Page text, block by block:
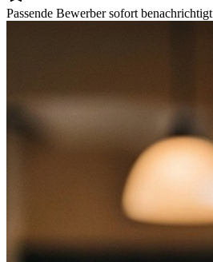
Passende Bewerber sofort benachrichtigt